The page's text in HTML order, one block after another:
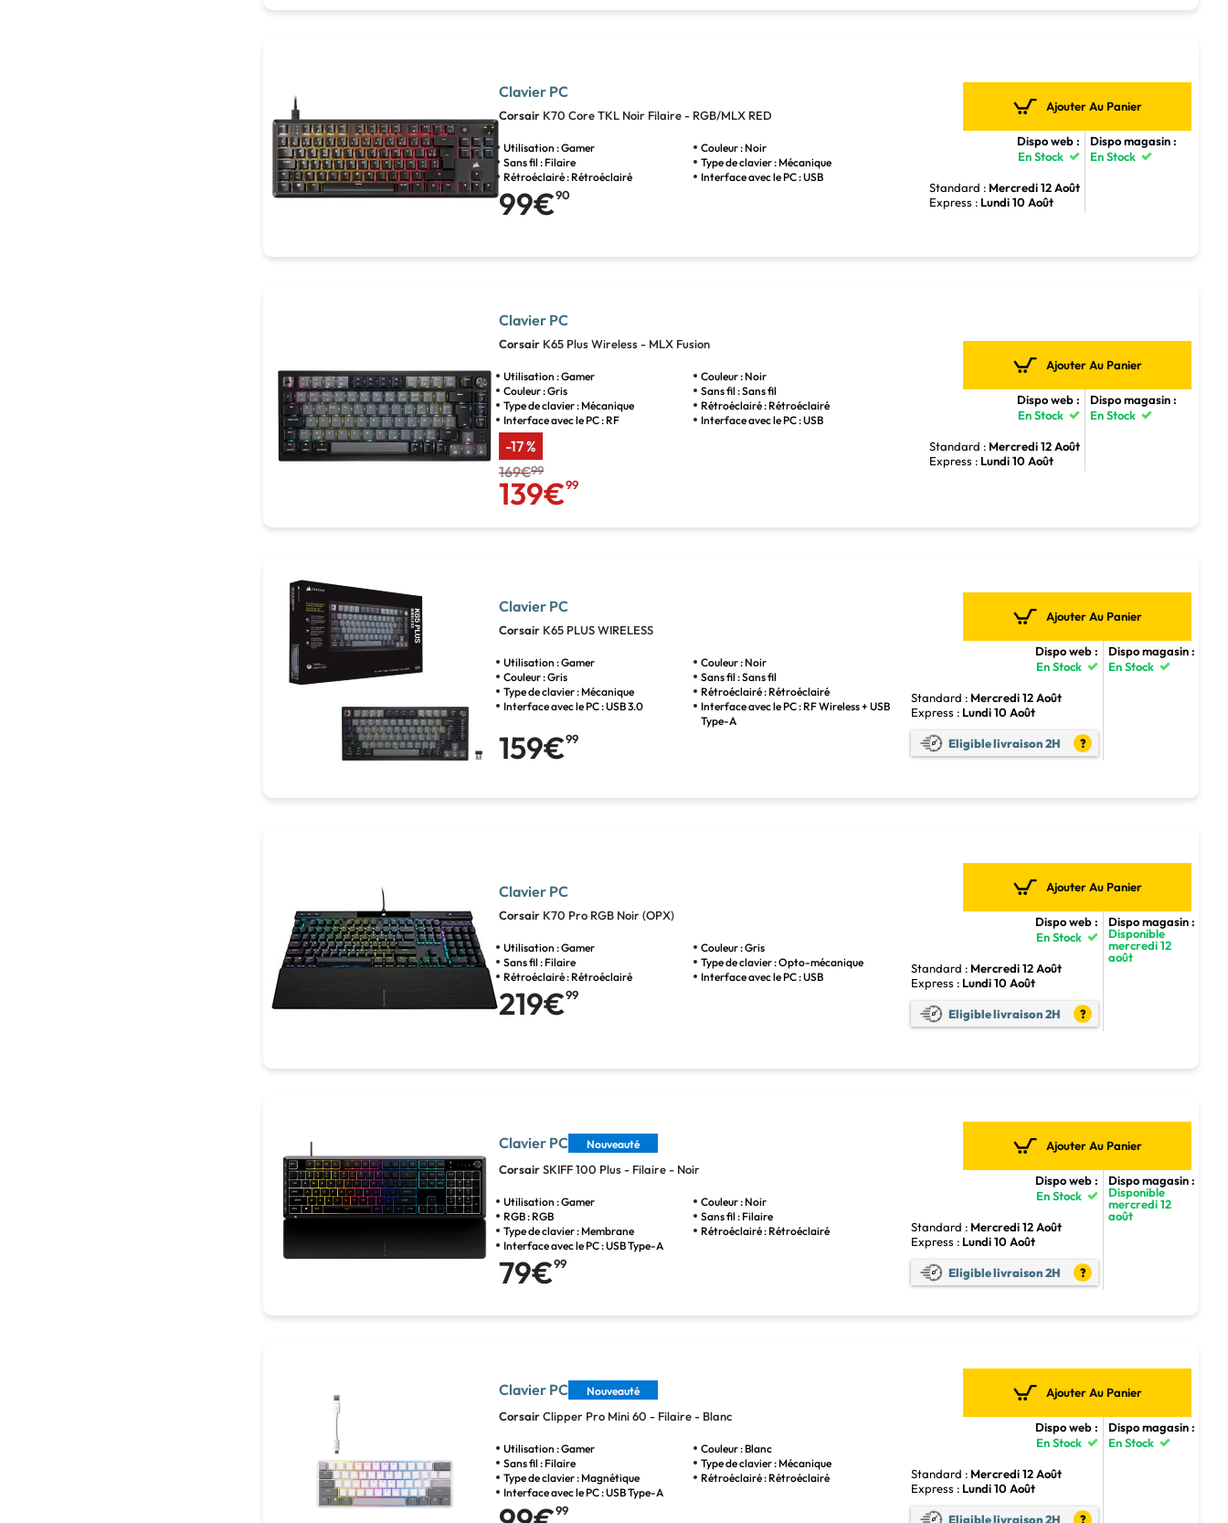
Clavier PC
Corsair K70 Core TKL Noir Filaire - RGB/MLX RED
Utilisation : Gamer
Couleur : Noir
Sans fil : Filaire
Type de clavier : Mécanique
Rétroéclairé : Rétroéclairé
Interface avec le PC : USB
99€90
Ajouter Au Panier
Dispo web :
En Stock
Standard : Mercredi 12 Août
Express : Lundi 10 Août
Dispo magasin :
En Stock
Clavier PC
Corsair K65 Plus Wireless - MLX Fusion
Utilisation : Gamer
Couleur : Noir
Couleur : Gris
Sans fil : Sans fil
Type de clavier : Mécanique
Rétroéclairé : Rétroéclairé
Interface avec le PC : RF
Interface avec le PC : USB
-17 %
169€99
139€99
Ajouter Au Panier
Dispo web :
En Stock
Standard : Mercredi 12 Août
Express : Lundi 10 Août
Dispo magasin :
En Stock
Clavier PC
Corsair K65 PLUS WIRELESS
Utilisation : Gamer
Couleur : Noir
Couleur : Gris
Sans fil : Sans fil
Type de clavier : Mécanique
Rétroéclairé : Rétroéclairé
Interface avec le PC : USB 3.0
Interface avec le PC : RF Wireless + USB
Type-A
159€99
Ajouter Au Panier
Dispo web :
En Stock
Standard : Mercredi 12 Août
Express : Lundi 10 Août
Eligible livraison 2H ?
Dispo magasin :
En Stock
Clavier PC
Corsair K70 Pro RGB Noir (OPX)
Utilisation : Gamer
Couleur : Gris
Sans fil : Filaire
Type de clavier : Opto-mécanique
Rétroéclairé : Rétroéclairé
Interface avec le PC : USB
219€99
Ajouter Au Panier
Dispo web :
En Stock
Standard : Mercredi 12 Août
Express : Lundi 10 Août
Eligible livraison 2H ?
Dispo magasin :
Disponible
mercredi 12
août
Clavier PC Nouveauté
CorsairSKIFF 100 Plus - Filaire - Noir
Utilisation : Gamer
Couleur : Noir
RGB : RGB
Sans fil : Filaire
Type de clavier : Membrane
Rétroéclairé : Rétroéclairé
Interface avec le PC : USB Type-A
79€99
Ajouter Au Panier
Dispo web :
En Stock
Standard : Mercredi 12 Août
Express : Lundi 10 Août
Eligible livraison 2H ?
Dispo magasin :
Disponible
mercredi 12
août
Clavier PC Nouveauté
CorsairClipper Pro Mini 60 - Filaire - Blanc
Utilisation : Gamer
Couleur : Blanc
Sans fil : Filaire
Type de clavier : Mécanique
Type de clavier : Magnétique
Rétroéclairé : Rétroéclairé
Interface avec le PC : USB Type-A
99
Ajouter Au Panier
Dispo web :
En Stock
Standard : Mercredi 12 Août
Express : Lundi 10 Août
Eligible livraison 2H ?
Dispo magasin :
En Stock